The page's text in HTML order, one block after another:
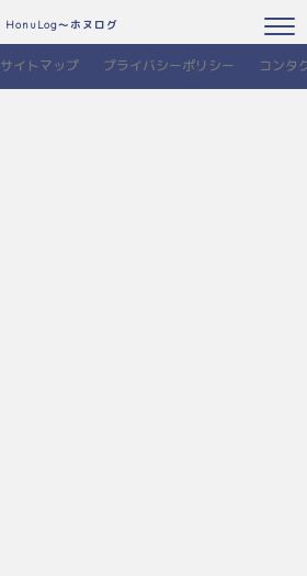
HonuLog～ホヌログ
サイトマップ プライバシーポリシー コンタ